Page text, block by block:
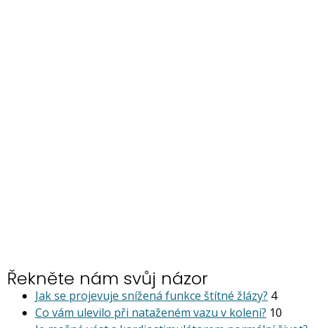
Řekněte nám svůj názor
Jak se projevuje snížená funkce štítné žlázy? 4
Co vám ulevilo při nataženém vazu v koleni? 10